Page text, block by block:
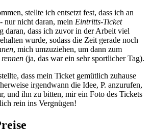
stellte ich entsetzt fest, dass ich an
nur nicht daran, mein Eintritts-Ticket
daran, dass ich zuvor in der Arbeit viel
wurde, sodass die Zeit gerade noch
, mich umzuziehen, um dann zum
rennen (ja, das war ein sehr sportlicher Tag).
dass mein Ticket gemütlich zuhause
irgendwann die Idee, P. anzurufen,
und ihn zu bitten, mir ein Foto des Tickets
rein ins Vergnügen!